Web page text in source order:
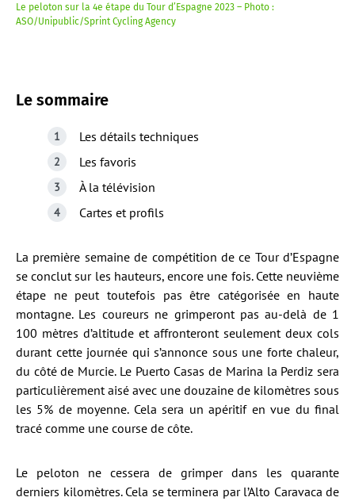
Le peloton sur la 4e étape du Tour d’Espagne 2023 – Photo :
ASO/Unipublic/Sprint Cycling Agency
Le sommaire
Les détails techniques
Les favoris
À la télévision
Cartes et profils
La première semaine de compétition de ce Tour d’Espagne
se conclut sur les hauteurs, encore une fois. Cette neuvième
étape ne peut toutefois pas être catégorisée en haute
montagne. Les coureurs ne grimperont pas au-delà de 1
100 mètres d’altitude et affronteront seulement deux cols
durant cette journée qui s’annonce sous une forte chaleur,
du côté de Murcie. Le Puerto Casas de Marina la Perdiz sera
particulièrement aisé avec une douzaine de kilomètres sous
les 5% de moyenne. Cela sera un apéritif en vue du final
tracé comme une course de côte.
Le peloton ne cessera de grimper dans les quarante
derniers kilomètres. Cela se terminera par l’Alto Caravaca de